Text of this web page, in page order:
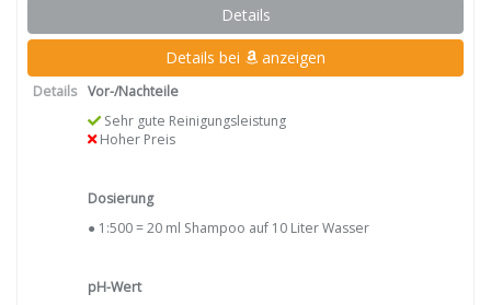
Details
Details bei anzeigen
Details Vor-/Nachteile
Sehr gute Reinigungsleistung
Hoher Preis
Dosierung
● 1:500 = 20 ml Shampoo auf 10 Liter Wasser
pH-Wert